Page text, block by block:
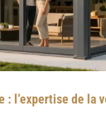
: l’expertise de la